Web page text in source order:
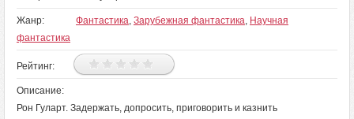
Жанр: Фантастика, Зарубежная фантастика, Научная
фантастика
Рейтинг:
Описание:
Рон Гуларт. Задержать, допросить, приговорить и казнить